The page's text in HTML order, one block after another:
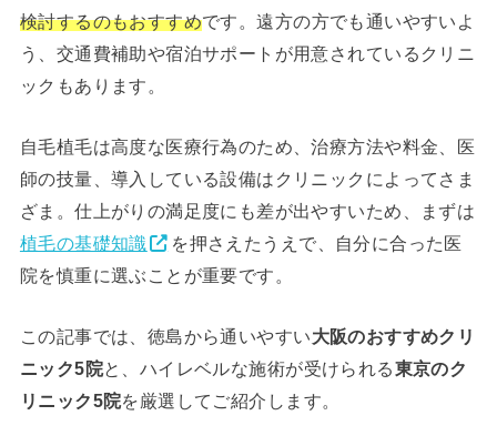
検討するのもおすすめです。遠方の方でも通いやすいよ
う、交通費補助や宿泊サポートが用意されているクリニ
ックもあります。
自毛植毛は高度な医療行為のため、治療方法や料金、医
師の技量、導入している設備はクリニックによってさま
ざま。仕上がりの満足度にも差が出やすいため、まずは
植毛の基礎知識
を押さえたうえで、自分に合った医
院を慎重に選ぶことが重要です。
この記事では、徳島から通いやすい大阪のおすすめクリ
ニック5院と、ハイレベルな施術が受けられる東京のク
リニック5院を厳選してご紹介します。